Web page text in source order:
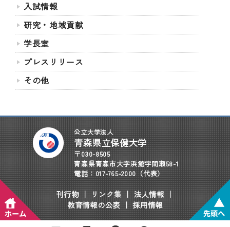
入試情報
研究・地域貢献
学長室
プレスリリース
その他
公立大学法人
青森県立保健大学
〒030-8505
青森県青森市大字浜館字間瀬58-1
電話：017-765-2000（代表）
刊行物｜ リンク集 ｜ 法人情報 ｜
教育情報の公表｜採用情報